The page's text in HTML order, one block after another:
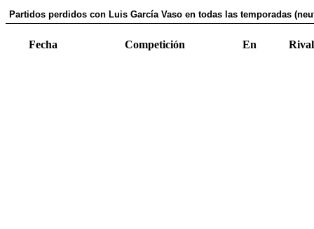
Partidos perdidos con Luis Garcí­a Vaso en todas las temporadas
Fecha Competición En Rival